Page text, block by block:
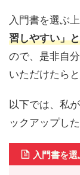
入門書を選ぶ上
習しやすい」
ので、是非自
いただけたらと
以下では、私
ックアップし
入門書を